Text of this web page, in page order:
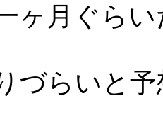
ヶ月ぐら
づらいと予